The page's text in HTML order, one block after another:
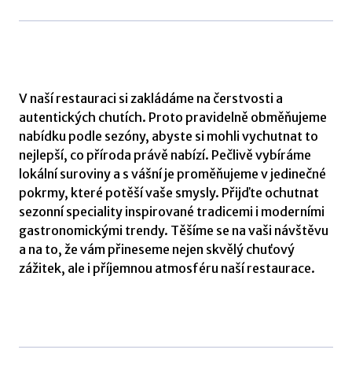
V naší restauraci si zakládáme na čerstvosti a
autentických chutích. Proto pravidelně obměňujeme
nabídku podle sezóny, abyste si mohli vychutnat to
nejlepší, co příroda právě nabízí. Pečlivě vybíráme
lokální suroviny a s vášní je proměňujeme v jedinečné
pokrmy, které potěší vaše smysly. Přijďte ochutnat
sezonní speciality inspirované tradicemi i moderními
gastronomickými trendy. Těšíme se na vaši návštěvu
a na to, že vám přineseme nejen skvělý chuťový
zážitek, ale i příjemnou atmosféru naší restaurace.